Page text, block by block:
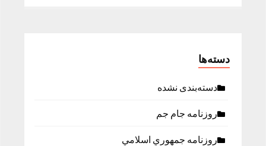
دسته‌ها
دسته‌بندی نشده
روزنامه جام جم
روزنامه جمهوري اسلامي